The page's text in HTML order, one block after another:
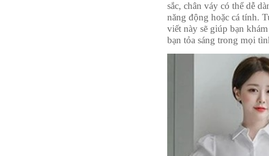
sắc, chân váy có thể dễ
năng động hoặc cá tính.
viết này sẽ giúp bạn
bạn tỏa sáng trong mọi